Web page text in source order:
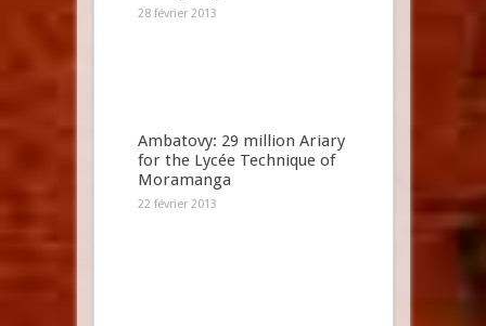
28 février 2013
Ambatovy: 29 million Ariary
for the Lycée Technique of
Moramanga
22 février 2013